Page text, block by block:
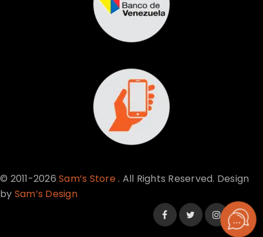
© 2011-2026 Sam’s Store. All Rights Reserved. Design
by Sam’s Design